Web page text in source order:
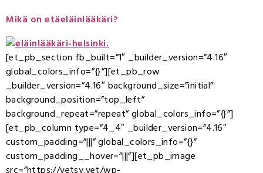
Mikä on etäeläinlääkäri?
[et_pb_section fb_built=”1″ _builder_version=”4.16″
global_colors_info=”{}”][et_pb_row
_builder_version=”4.16″ background_size=”initial”
background_position=”top_left”
background_repeat=”repeat” global_colors_info=”{}”]
[et_pb_column type=”4_4″ _builder_version=”4.16″
custom_padding=”|||” global_colors_info=”{}”
custom_padding__hover=”|||”][et_pb_image